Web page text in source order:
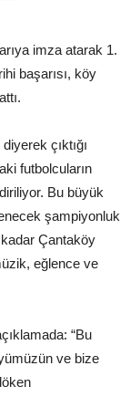
imza atarak 1.
başarısı, köy
çıktığı
futbolcuların
Bu büyük
şampiyonluk
Çantaköy
eğlence ve
“Bu
ve bize